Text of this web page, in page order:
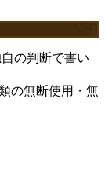
の判断で書い
の無断使用・無